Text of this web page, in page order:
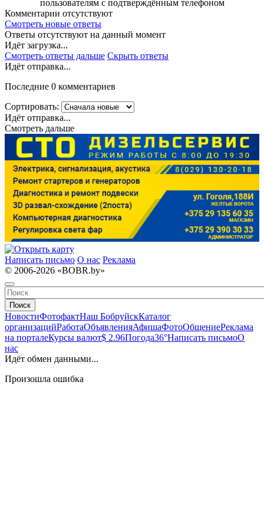
пользователям с подтверждённым телефоном
Комментарии отсутствуют
Смотреть новые ответы
Ответы отсутствуют на данный момент
Идёт загрузка...
Смотреть ответы дальше Скрыть ответы
Идёт отправка...
Последние 0 комментариев
Сортировать:
Идёт отправка...
Смотреть дальше
Написать письмо О нас Реклама
© 2006-2026 «BOBR.by»
Поиск
НовостиФотофактНаш БобруйскКаталог
организацийРаботаОбъявленияАфишаФотоОбщениеРеклама
на порталеКурсы валют$ 2.96Погода36°Написать письмоО
нас
Идёт обмен данными...
Произошла ошибка